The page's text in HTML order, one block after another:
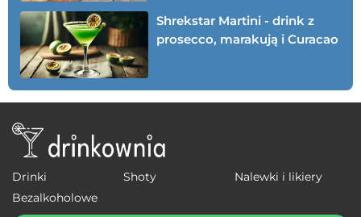
Shrekstar Martini - drink z
prosecco, marakują i Curacao
Drinki Shoty
Nalewki i likiery
Bezalkoholowe